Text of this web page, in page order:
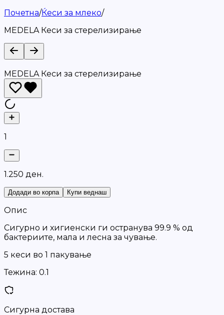
Почетна/Ќеси за млеко/
MEDELA Кеси за стерелизирање
MEDELA Кеси за стерелизирање
1
1.250 ден.
Додади во корпа Купи веднаш
Опис
Сигурно и хигиенски ги остранува 99.9 % од
бактериите, мала и лесна за чување.
5 кеси во 1 пакување
Тежина: 0.1
Сигурна достава